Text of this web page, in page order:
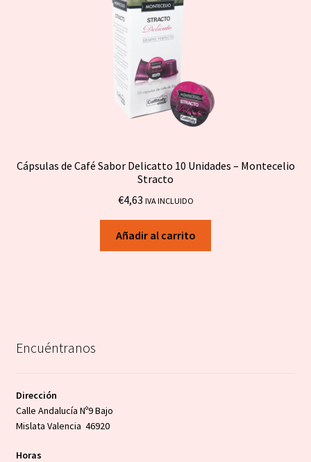
Cápsulas de Café Sabor Delicatto 10 Unidades – Montecelio
Stracto
€4,63 IVA INCLUIDO
Añadir al carrito
Encuéntranos
Dirección
Calle Andalucía Nº9 Bajo
Mislata Valencia 46920
Horas